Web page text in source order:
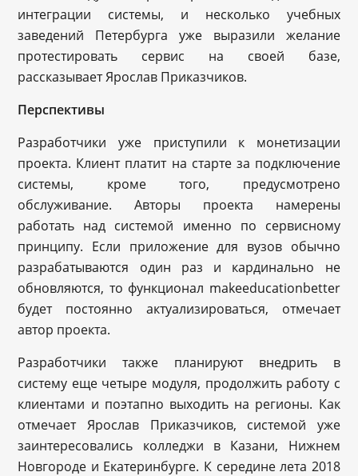
интеграции системы, и несколько учебных
заведений Петербурга уже выразили желание
протестировать сервис на своей базе,
рассказывает Ярослав Приказчиков.
Перспективы
Разработчики уже приступили к монетизации
проекта. Клиент платит на старте за подключение
системы, кроме того, предусмотрено
обслуживание. Авторы проекта намерены
работать над системой именно по сервисному
принципу. Если приложение для вузов обычно
разрабатываются один раз и кардинально не
обновляются, то функционал makeeducationbetter
будет постоянно актуализироваться, отмечает
автор проекта.
Разработчики также планируют внедрить в
систему еще четыре модуля, продолжить работу с
клиентами и поэтапно выходить на регионы. Как
отмечает Ярослав Приказчиков, системой уже
заинтересовались колледжи в Казани, Нижнем
Новгороде и Екатеринбурге. К середине лета 2018